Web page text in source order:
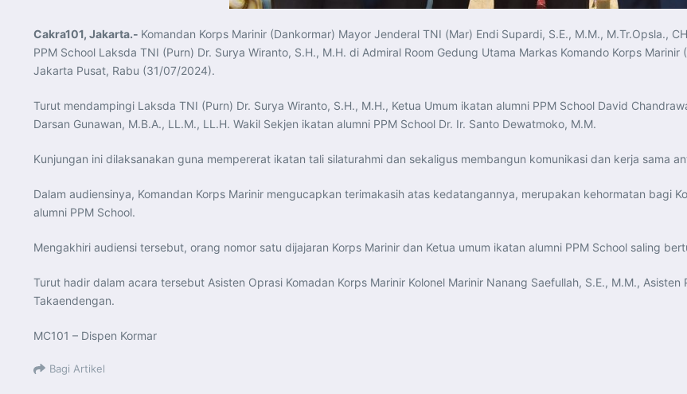
Cakra101, Jakarta.- Komandan Korps Marinir (Dankormar) Mayor Jenderal TNI (Mar) Endi Supardi, S.E., M.M., M.Tr.Opsla.,
PPM School Laksda TNI (Purn) Dr. Surya Wiranto, S.H., M.H. di Admiral Room Gedung Utama Markas Komando Korps
Jakarta Pusat, Rabu (31/07/2024).
Turut mendampingi Laksda TNI (Purn) Dr. Surya Wiranto, S.H., M.H., Ketua Umum ikatan alumni PPM School David
Darsan Gunawan, M.B.A., LL.M., LL.H. Wakil Sekjen ikatan alumni PPM School Dr. Ir. Santo Dewatmoko, M.M.
Kunjungan ini dilaksanakan guna mempererat ikatan tali silaturahmi dan sekaligus membangun komunikasi dan kerja sama
Dalam audiensinya, Komandan Korps Marinir mengucapkan terimakasih atas kedatangannya, merupakan kehormatan bagi
alumni PPM School.
Mengakhiri audiensi tersebut, orang nomor satu dijajaran Korps Marinir dan Ketua umum ikatan alumni PPM School saling
Turut hadir dalam acara tersebut Asisten Oprasi Komadan Korps Marinir Kolonel Marinir Nanang Saefullah, S.E., M.M.,
Takaendengan.
MC101 – Dispen Kormar
Bagi Artikel